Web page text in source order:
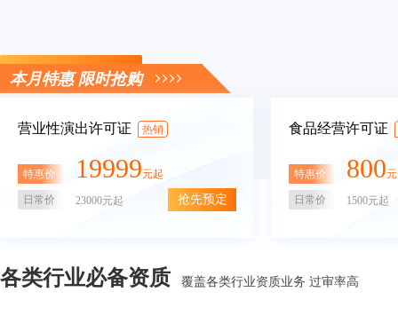
立即咨询
本月特惠 限时抢购
营业性演出许可证 热销
特惠价 19999元起
日常价 23000元起 抢先预定
食品经营许可证
特惠价 800
日常价 1500元起
各类行业必备资质 覆盖各类行业资质业务 过审率高